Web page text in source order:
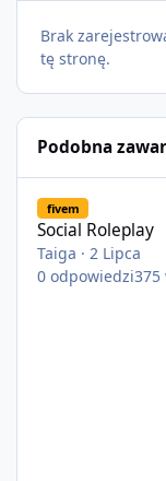
Brak
tę stronę.
Podobna
fivem
Social Roleplay
Taiga ·2 Lipca
0 odpowiedzi375